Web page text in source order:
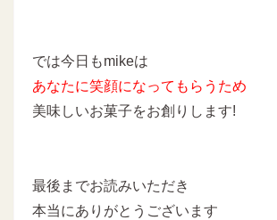
では今日もmikeは
あなたに笑顔になってもらうため
美味しいお菓子をお創りします!
最後までお読みいただき
本当にありがとうございます